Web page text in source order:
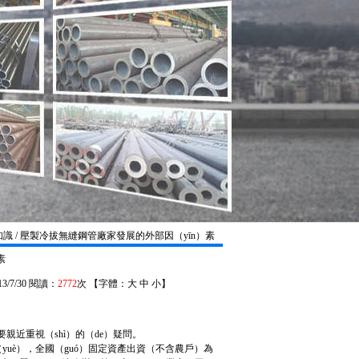
/ 壓製冷拔無縫鋼管廠家發展的外部因（yīn）素
7/30 閱讀： 2772次 【字體： 大 中 小】
近重視（shì）的（de）疑問。
），全國（guó）固定資產出資（不含農戶）為